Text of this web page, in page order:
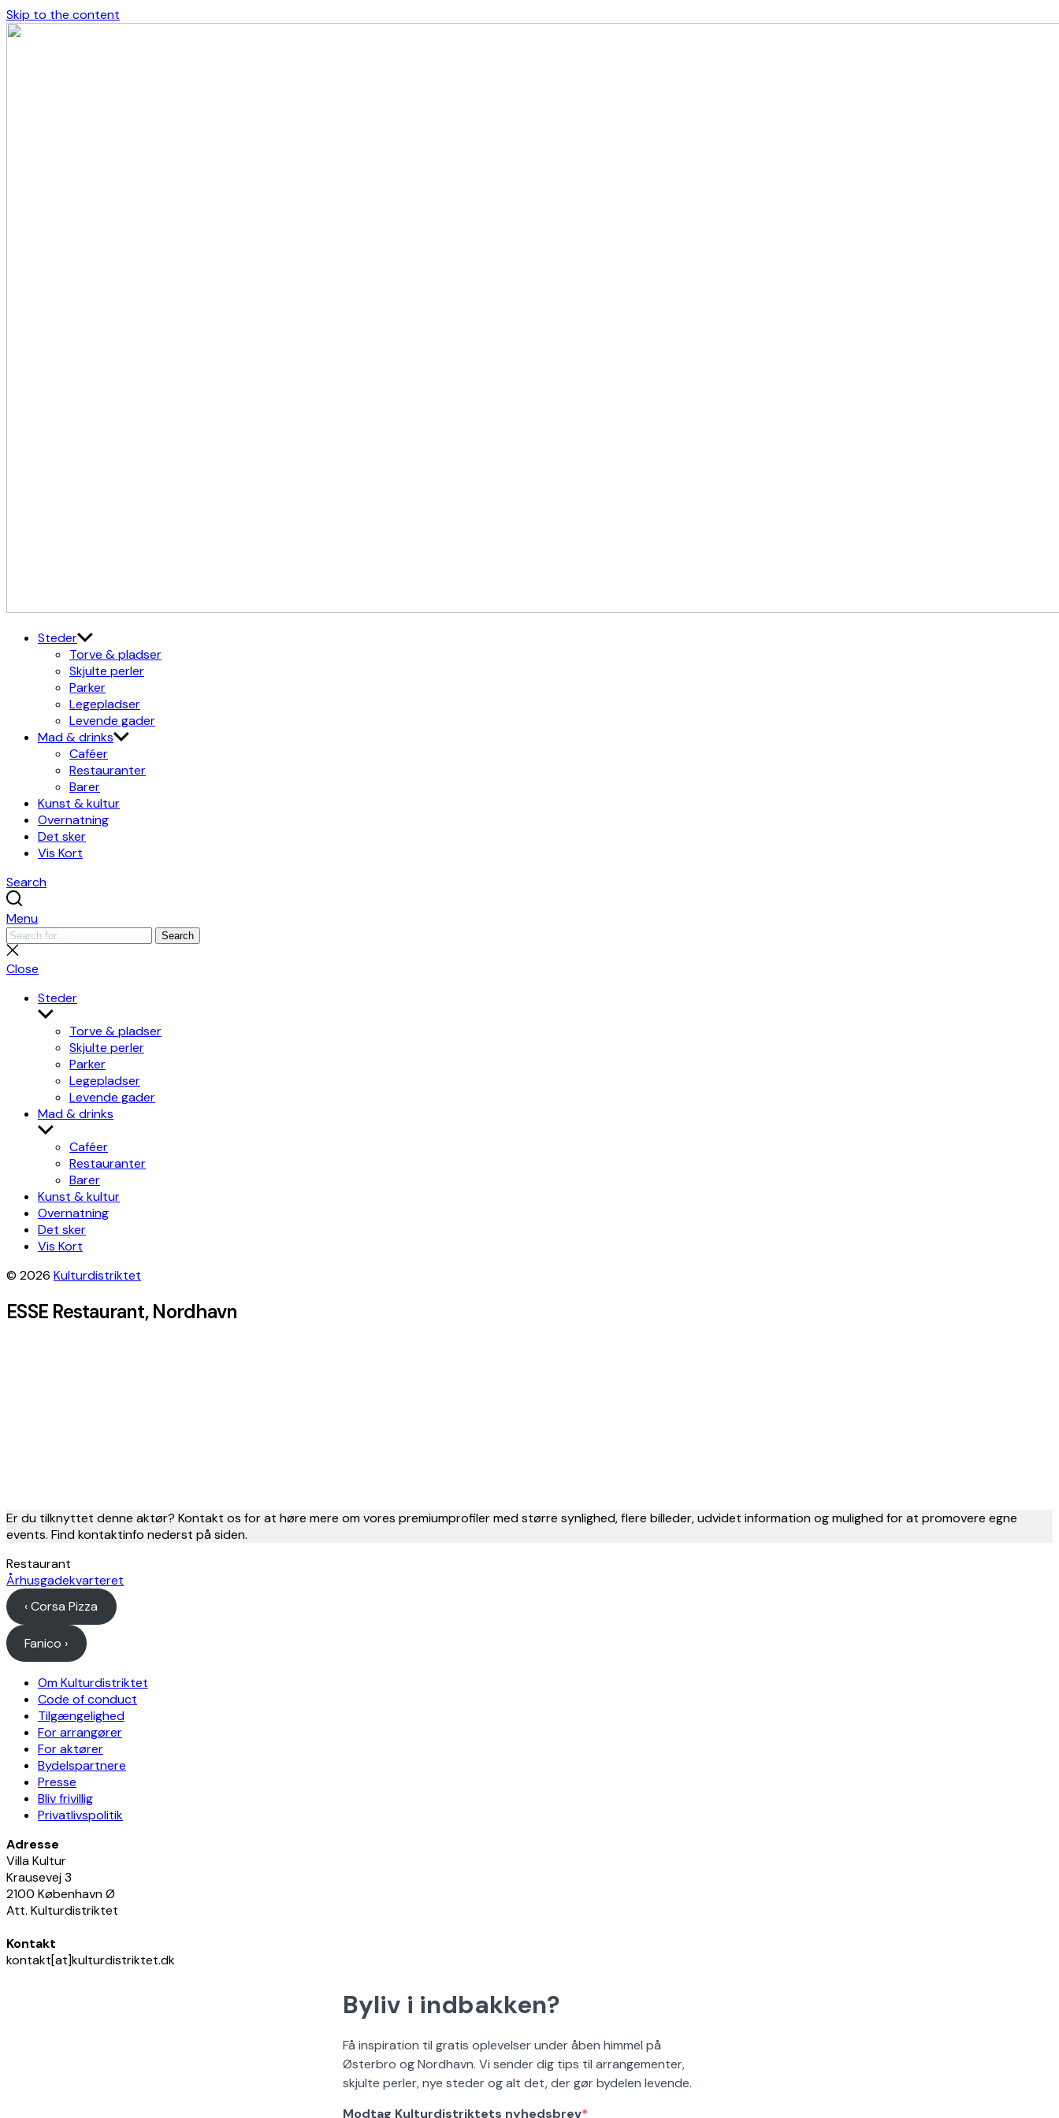
Skip to the content
Steder
Torve & pladser
Skjulte perler
Parker
Legepladser
Levende gader
Mad & drinks
Caféer
Restauranter
Barer
Kunst & kultur
Overnatning
Det sker
Vis Kort
Search
Menu
Search
for:
Search
Close
search
Close
Steder
Show
sub
menu
Torve & pladser
Skjulte perler
Parker
Legepladser
Levende gader
Mad & drinks
Show
sub
menu
Caféer
Restauranter
Barer
Kunst & kultur
Overnatning
Det sker
Vis Kort
© 2026 Kulturdistriktet
ESSE Restaurant, Nordhavn
Er du tilknyttet denne aktør? Kontakt os for at høre mere om vores premiumprofiler med større synlighed, flere billeder, udvidet information og mulighed for at promovere egne
events. Find kontaktinfo nederst på siden.
Restaurant
Århusgadekvarteret
‹ Corsa Pizza
Fanico ›
Om Kulturdistriktet
Code of conduct
Tilgængelighed
For arrangører
For aktører
Bydelspartnere
Presse
Bliv frivillig
Privatlivspolitik
Adresse
Villa Kultur
Krausevej 3
2100 København Ø
Att. Kulturdistriktet
Kontakt
kontakt[at]kulturdistriktet.dk
Byliv i indbakken?
Få inspiration til gratis oplevelser under åben himmel på
Østerbro og Nordhavn. Vi sender dig tips til arrangementer,
skjulte perler, nye steder og alt det, der gør bydelen levende.
Modtag Kulturdistriktets nyhedsbrev